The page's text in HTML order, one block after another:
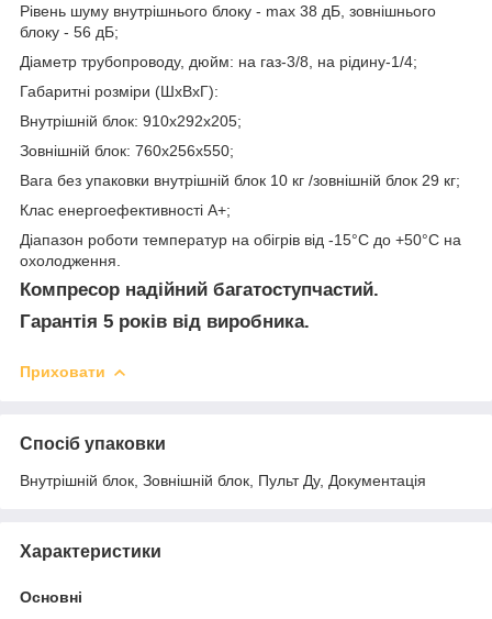
Рівень шуму внутрішнього блоку - max 38 дБ, зовнішнього
блоку - 56 дБ;
Діаметр трубопроводу, дюйм: на газ-3/8, на рідину-1/4;
Габаритні розміри (ШхВхГ):
Внутрішній блок: 910x292х205;
Зовнішній блок: 760х256х550;
Вага без упаковки внутрішній блок 10 кг /зовнішній блок 29 кг;
Клас енергоефективності А+;
Діапазон роботи температур на обігрів від -15°С до +50°С на
охолодження.
Компресор надійний багатоступчастий.
Гарантія 5 років від виробника.
Приховати
Спосіб упаковки
Внутрішній блок, Зовнішній блок, Пульт Ду, Документація
Характеристики
Основні